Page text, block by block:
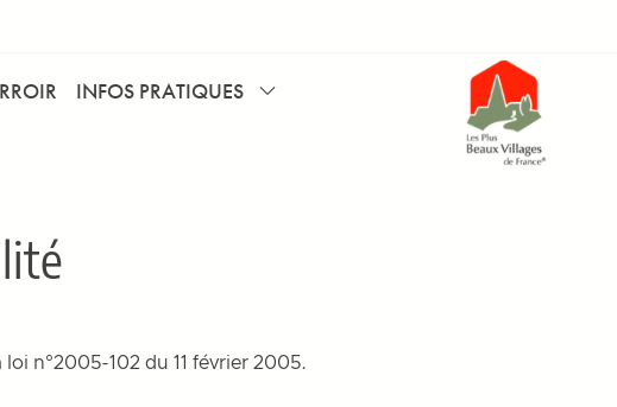
INFOS PRATIQUES
n°2005-102 du 11 février 2005.